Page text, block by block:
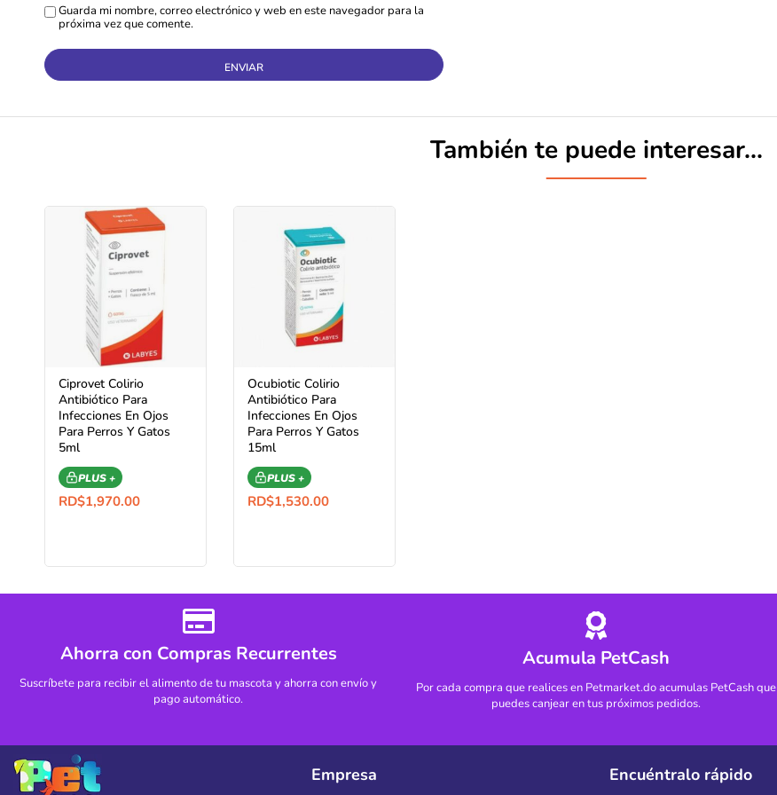
Guarda mi nombre, correo electrónico y web en este navegador para la
próxima vez que comente.
También te puede interesar...
Ciprovet Colirio
Antibiótico Para
Infecciones En Ojos
Para Perros Y Gatos
5ml
PLUS +
RD$1,970.00
Ocubiotic Colirio
Antibiótico Para
Infecciones En Ojos
Para Perros Y Gatos
15ml
PLUS +
RD$1,530.00
Ahorra con Compras Recurrentes
Suscríbete para recibir el alimento de tu mascota y ahorra con envío y
pago automático.
Acumula PetCash
Por cada compra que realices en Petmarket.do acumulas PetCash que
puedes canjear en tus próximos pedidos.
Empresa Encuéntralo rápido